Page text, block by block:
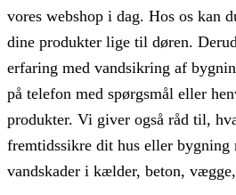
vores webshop i dag. Hos os kan
dine produkter lige til døren.
erfaring med vandsikring af
på telefon med spørgsmål eller
produkter. Vi giver også råd til,
fremtidssikre dit hus eller bygning
vandskader i kælder, beton,